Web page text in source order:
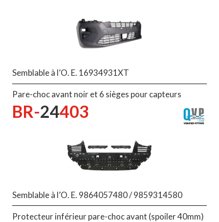
Semblable à l’O. E. 16934931XT
Pare-choc avant noir et 6 sièges pour capteurs
BR-24403
Semblable à l’O. E. 9864057480 / 9859314580
Protecteur inférieur pare-choc avant (spoiler 40mm)